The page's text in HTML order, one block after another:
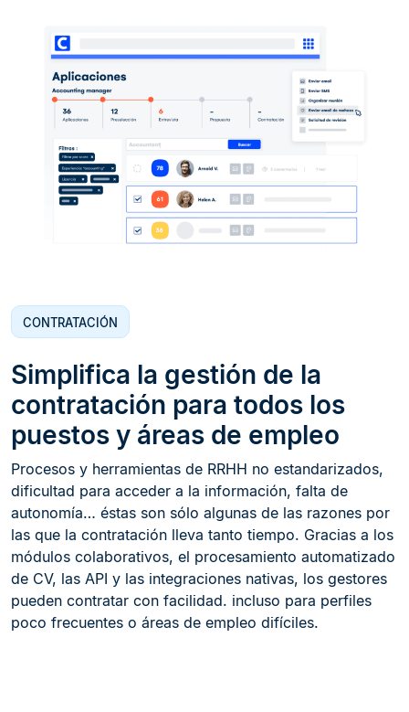
CONTRATACIÓN
Simplifica la gestión de la
contratación para todos los
puestos y áreas de empleo
Procesos y herramientas de RRHH no estandarizados,
dificultad para acceder a la información, falta de
autonomía… éstas son sólo algunas de las razones por
las que la contratación lleva tanto tiempo. Gracias a los
módulos colaborativos, el procesamiento automatizado
de CV, las API y las integraciones nativas, los gestores
pueden contratar con facilidad. incluso para perfiles
poco frecuentes o áreas de empleo difíciles.